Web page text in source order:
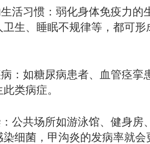
习惯：弱化身体免疫力的
卫生、睡眠不规律等，都可
如糖尿病患者、血管痉挛
类病症。
共场所如游泳馆、健身房
细菌，甲沟炎的发病率就会